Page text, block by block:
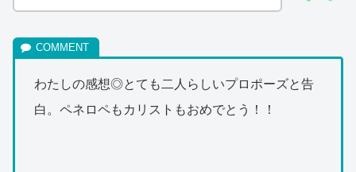
わたしの感想◎とても二人らしいプロポーズと告
白。ペネロペもカリストもおめでとう！！